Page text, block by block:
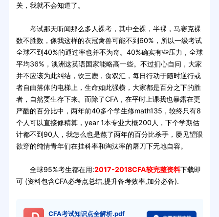
关，我就不会知道了。
考试那天听闻那么多人裸考，其中全裸，半裸，马赛克裸
数不胜数，像我这样的衣冠禽兽可能不到60%，所以一级考试
全球不到40%的通过率也并不为奇。40%确实有些压力，全球
平均36%，澳洲这英语国家能略高一些。不过扪心自问，大家
并不应该为此纠结，饮三鹿，食双汇，每日行动于随时逆行或
者自由落体的电梯上，生命如此强横，大家都是百分之下的胜
者，自然要生存下来。而除了CFA，在平时上课我也暴露在更
严酷的百分比中，两年前40多个学生修math135，较终只有8
个人可以直接修精算，year 1本专业大概200人，下个学期估
计都不到90人，我怎么也是熬了两年的百分比杀手，屡见望眼
欲穿的纯情青年们在挂科率和淘汰率的屠刀下无地自容。
全球95%考生都在用:2017-2018CFA较完整资料下载即
可 (资料包含CFA必考点总结,提升备考效率,加分必备).
CFA考试知识点全解析.pdf